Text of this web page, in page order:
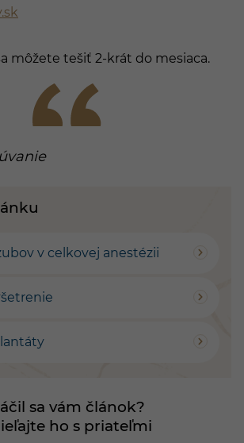
môžete tešiť 2-krát do mesiaca.
v celkovej anestézii
sa vám článok?
ho s priateľmi